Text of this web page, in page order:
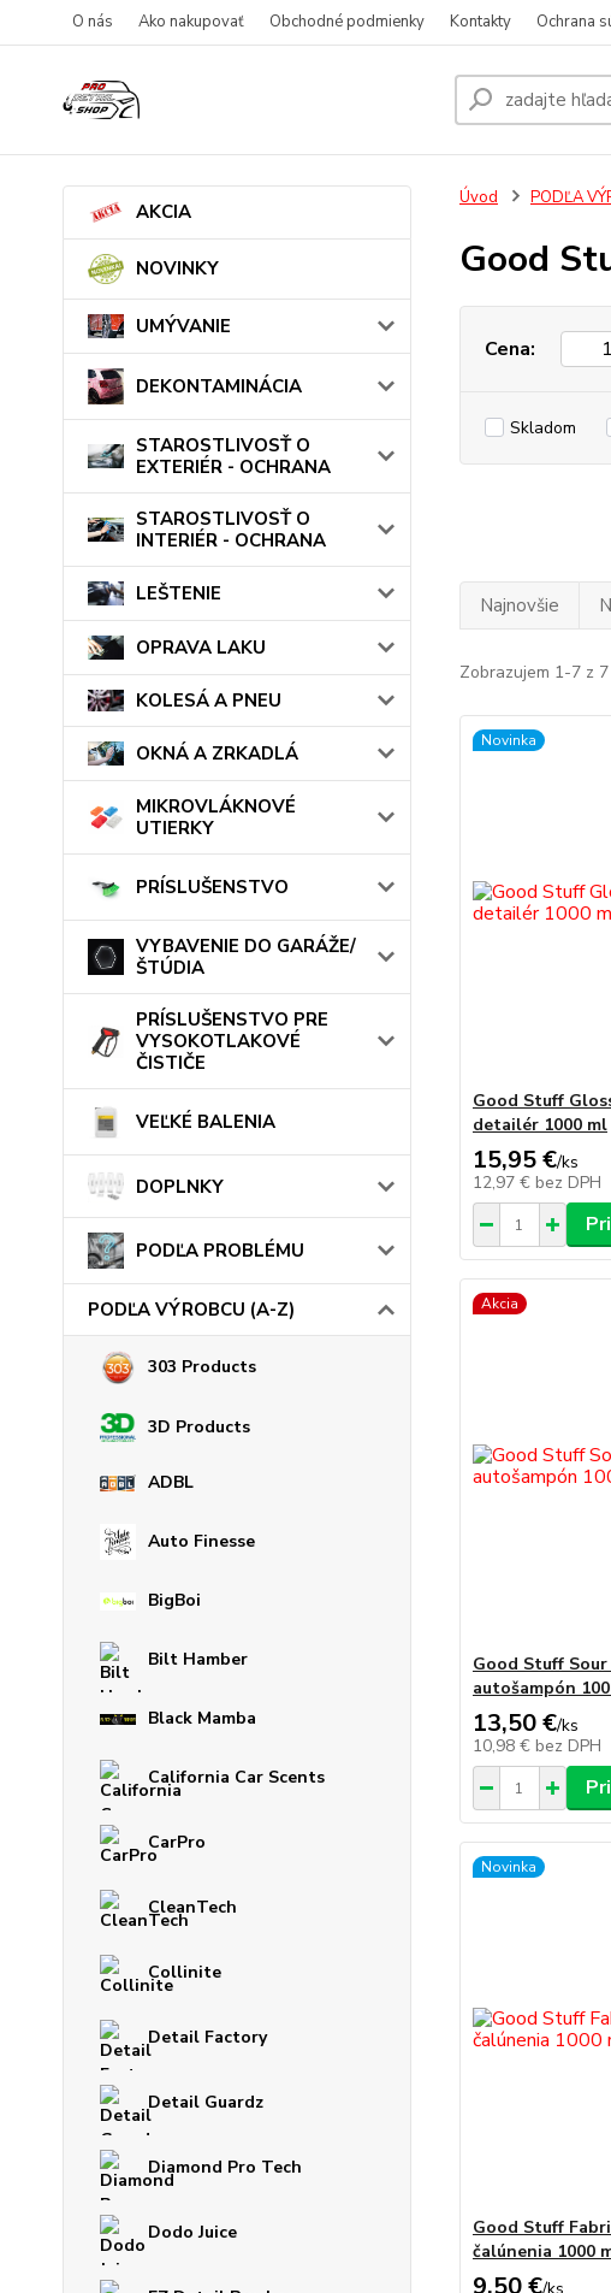
O nás Ako nakupovať Obchodné podmienky Kontakty Ochrana
AKCIA
NOVINKY
UMÝVANIE
DEKONTAMINÁCIA
STAROSTLIVOSŤ O
EXTERIÉR - OCHRANA
STAROSTLIVOSŤ O
INTERIÉR - OCHRANA
LEŠTENIE
OPRAVA LAKU
KOLESÁ A PNEU
OKNÁ A ZRKADLÁ
MIKROVLÁKNOVÉ
UTIERKY
PRÍSLUŠENSTVO
VYBAVENIE DO GARÁŽE/
ŠTÚDIA
PRÍSLUŠENSTVO PRE
VYSOKOTLAKOVÉ
ČISTIČE
VEĽKÉ BALENIA
DOPLNKY
PODĽA PROBLÉMU
PODĽA VÝROBCU (A-Z)
303 Products
3D Products
ADBL
Auto Finesse
BigBoi
Bilt Hamber
Black Mamba
California Car Scents
CarPro
CleanTech
Collinite
Detail Factory
Detail Guardz
Diamond Pro Tech
Dodo Juice
Úvod PODĽA
Good
Cena:
Skladom
Najnovšie
Zobrazujem 1-7 z 7
Novinka
Good Stuff
detailér 1000 ml
15,95 €/ks
12,97 € bez DPH
Akcia
Good Stuff
autošampón
13,50 €/ks
10,98 € bez DPH
Novinka
Good Stuff
čalúnenia 1000
9,50 €